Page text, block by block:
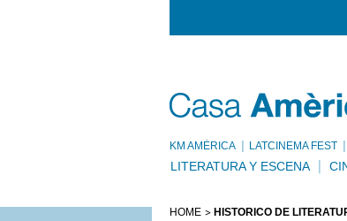
KM AMÈRICA LATCINEMA FEST
LITERATURA Y ESCENA
HOME HISTÓRICO DE